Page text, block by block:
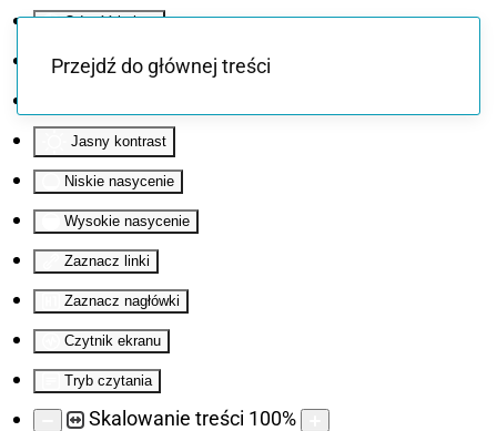
Odwróć kolory
Monochromatyczny
Jasny kontrast
Niskie nasycenie
Wysokie nasycenie
Zaznacz linki
Zaznacz nagłówki
Czytnik ekranu
Tryb czytania
Skalowanie treści 100%
Przejdź do głównej treści